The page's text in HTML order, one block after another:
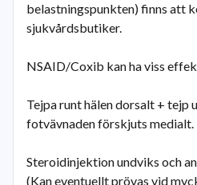
belastningspunkten) finns att
sjukvårdsbutiker.
NSAID/Coxib kan ha viss
Tejpa runt hälen dorsalt + tejp
fotvävnaden förskjuts medialt.
Steroidinjektion undviks och
(Kan eventuellt prövas vid